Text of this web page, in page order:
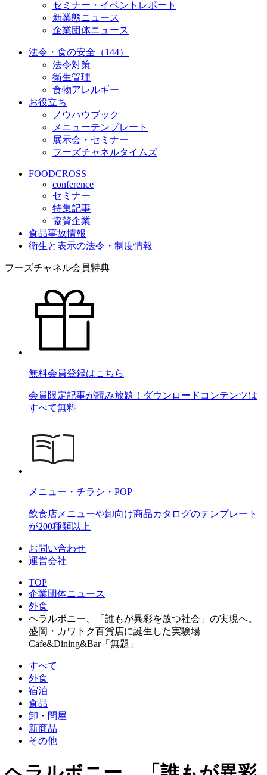
セミナー・イベントレポート
新業態ニュース
企業団体ニュース
法令・食の安全（144）
法令対策
衛生管理
食物アレルギー
お役立ち
ノウハウブック
メニューテンプレート
展示会・セミナー
フーズチャネルタイムズ
FOODCROSS
conference
セミナー
特集記事
協賛企業
食品事故情報
衛生と表示の法令・制度情報
フーズチャネル会員特典
無料会員登録はこちら
会員限定記事が読み放題！ダウンロードコンテンツは
すべて無料
メニュー・チラシ・POP
飲食店メニューや卸向け商品カタログのテンプレート
が200種類以上
お問い合わせ
運営会社
TOP
企業団体ニュース
外食
ヘラルボニー、「誰もが異彩を放つ社会」の実現へ。
盛岡・カワトク百貨店に誕生した実験場
Cafe&Dining&Bar「無題」
すべて
外食
宿泊
食品
卸・問屋
新商品
その他